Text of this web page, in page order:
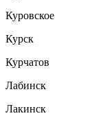
Куровское
Курск
Курчатов
Лабинск
Лакинск